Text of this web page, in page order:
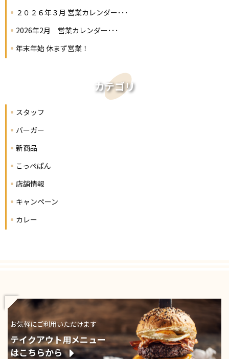
２０２６年３月 営業カレンダー･･･
2026年2月 営業カレンダー･･･
年末年始 休まず営業！
カテゴリ
スタッフ
バーガー
新商品
こっぺぱん
店舗情報
キャンペーン
カレー
お気軽にご利用いただけます
テイクアウト用メニュー
はこちらから